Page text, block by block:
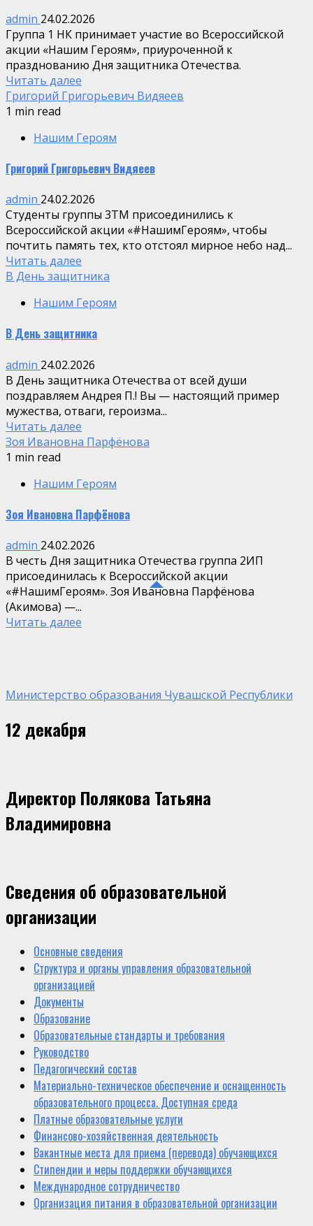
admin 24.02.2026
Группа 1 НК принимает участие во Всероссийской
акции «Нашим Героям», приуроченной к
празднованию Дня защитника Отечества.
Читать далее
Григорий Григорьевич Видяеев
1 min read
Нашим Героям
Григорий Григорьевич Видяеев
admin 24.02.2026
Студенты группы 3ТМ присоединились к
Всероссийской акции «#НашимГероям», чтобы
почтить память тех, кто отстоял мирное небо над...
Читать далее
В День защитника
Нашим Героям
В День защитника
admin 24.02.2026
В День защитника Отечества от всей души
поздравляем Андрея П.! Вы — настоящий пример
мужества, отваги, героизма...
Читать далее
Зоя Ивановна Парфёнова
1 min read
Нашим Героям
Зоя Ивановна Парфёнова
admin 24.02.2026
В честь Дня защитника Отечества группа 2ИП
присоединилась к Всероссийской акции
«#НашимГероям». Зоя Ивановна Парфёнова
(Акимова) —...
Читать далее
Министерство образования Чувашской Республики
12 декабря
Директор Полякова Татьяна
Владимировна
Сведения об образовательной
организации
Основные сведения
Структура и органы управления образовательной
организацией
Документы
Образование
Образовательные стандарты и требования
Руководство
Педагогический состав
Материально-техническое обеспечение и оснащенность
образовательного процесса. Доступная среда
Платные образовательные услуги
Финансово-хозяйственная деятельность
Вакантные места для приема (перевода) обучающихся
Стипендии и меры поддержки обучающихся
Международное сотрудничество
Организация питания в образовательной организации